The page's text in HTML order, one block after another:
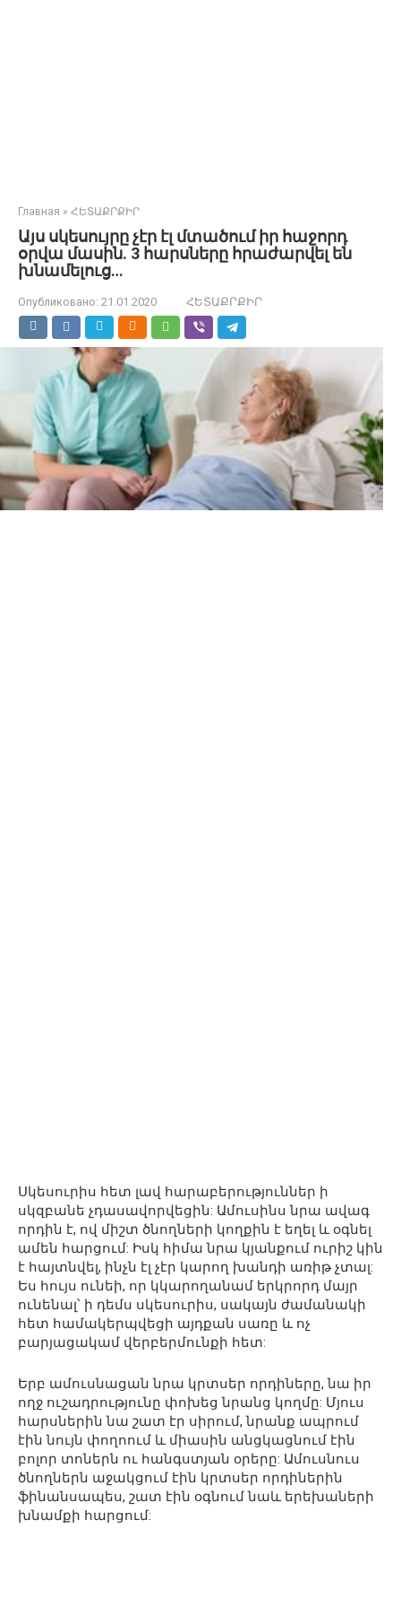
Главная » ՀԵՏԱՔՐՔԻՐ
Այս սկեսույրը չէր էլ մտածում իր հաջորդ
օրվա մասին. 3 հարսները հրաժարվել են
խնամելուց…
Опубликовано: 21.01.2020 ՀԵՏԱՔՐՔԻՐ
Սկեսուրիս հետ լավ հարաբերություններ ի
սկզբանե չդասավորվեցին: Ամուսինս նրա ավագ
որդին է, ով միշտ ծնողների կողքին է եղել և օգնել
ամեն հարցում: Իսկ հիմա նրա կյանքում ուրիշ կին
է հայտնվել, ինչն էլ չէր կարող խանդի առիթ չտալ:
Ես հույս ունեի, որ կկարողանամ երկրորդ մայր
ունենալ՝ ի դեմս սկեսուրիս, սակայն ժամանակի
հետ համակերպվեցի այդքան սառը և ոչ
բարյացակամ վերբերմունքի հետ:
Երբ ամուսնացան նրա կրտսեր որդիները, նա իր
ողջ ուշադրությունը փոխեց նրանց կողմը: Մյուս
հարսներին նա շատ էր սիրում, նրանք ապրում
էին նույն փողոում և միասին անցկացնում էին
բոլոր տոներն ու հանգստյան օրերը: Ամուսնուս
ծնողներն աջակցում էին կրտսեր որդիներին
ֆինանսապես, շատ էին օգնում նաև երեխաների
խնամքի հարցում: